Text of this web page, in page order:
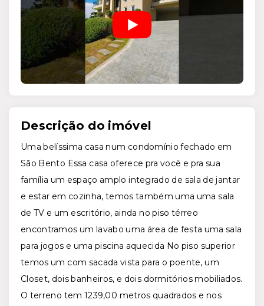
Descrição do imóvel
Uma belíssima casa num condomínio fechado em
São Bento Essa casa oferece pra você e pra sua
família um espaço amplo integrado de sala de jantar
e estar em cozinha, temos também uma uma sala
de TV e um escritório, ainda no piso térreo
encontramos um lavabo uma área de festa uma sala
para jogos e uma piscina aquecida No piso superior
temos um com sacada vista para o poente, um
Closet, dois banheiros, e dois dormitórios mobiliados.
O terreno tem 1239,00 metros quadrados e nos